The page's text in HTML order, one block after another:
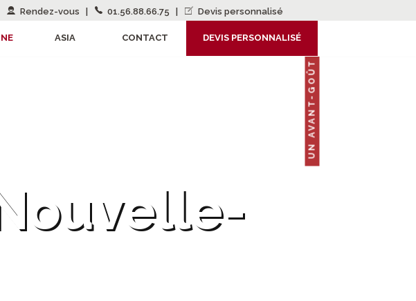
Rendez-vous 01.56.88.66.75 Devis personnalisé
ASIA CONTACT DEVIS PERSONNALISÉ
UN AVANT-GOÛT